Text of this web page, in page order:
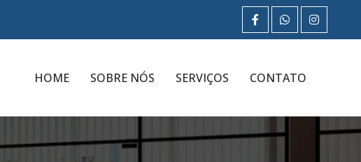
HOME SOBRE NÓS SERVIÇOS CONTATO